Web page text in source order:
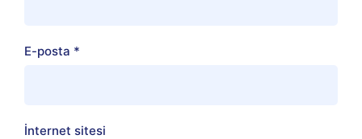
E-posta *
İnternet sitesi